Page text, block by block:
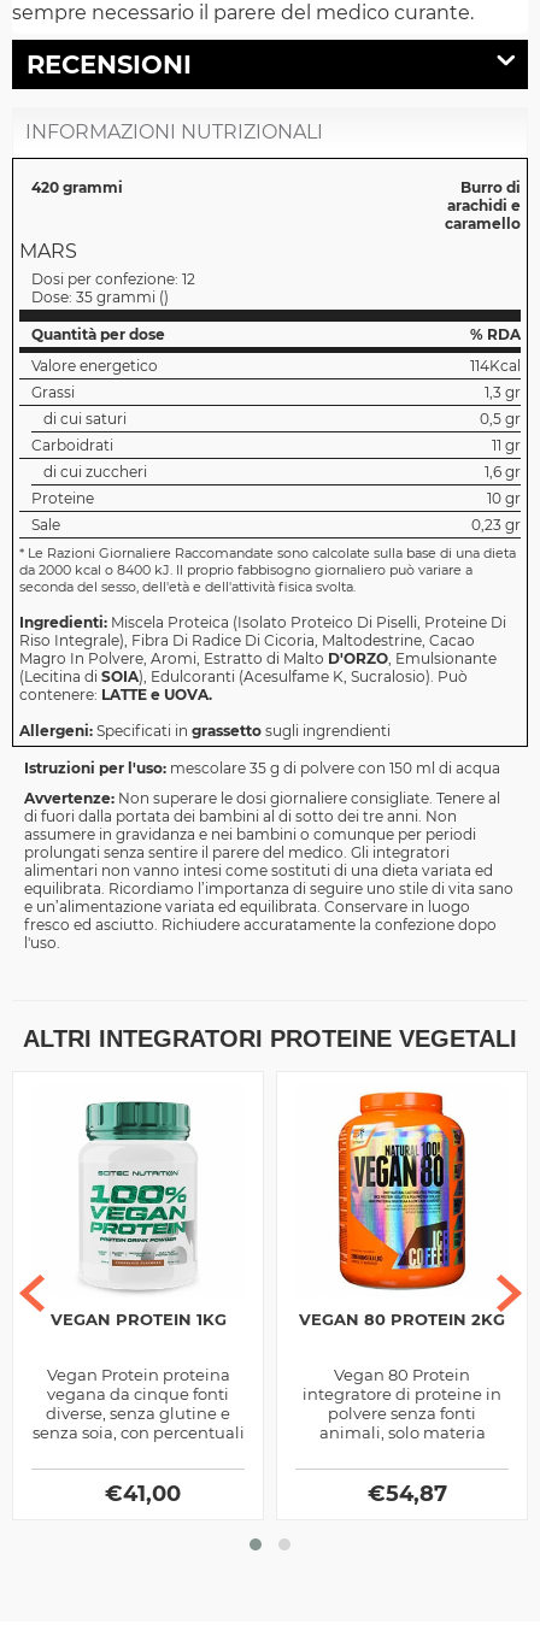
sempre necessario il parere del medico curante.
RECENSIONI
INFORMAZIONI NUTRIZIONALI
420 grammi
Burro di
arachidi e
caramello
MARS
Dosi per confezione: 12
Dose: 35 grammi ()
Quantità per dose
% RDA
Valore energetico
114Kcal
Grassi
1,3 gr
di cui saturi
0,5 gr
Carboidrati
11 gr
di cui zuccheri
1,6 gr
Proteine
10 gr
Sale
0,23 gr
* Le Razioni Giornaliere Raccomandate sono calcolate sulla base di una dieta
da 2000 kcal o 8400 kJ. Il proprio fabbisogno giornaliero può variare a
seconda del sesso, dell'età e dell'attività fisica svolta.
Ingredienti: Miscela Proteica (Isolato Proteico Di Piselli, Proteine ​​Di
Riso Integrale), Fibra Di Radice Di Cicoria, Maltodestrine, Cacao
Magro In Polvere, Aromi, Estratto di Malto D'ORZO, Emulsionante
(Lecitina di SOIA), Edulcoranti (Acesulfame K, Sucralosio). Può
contenere: LATTE e UOVA.
Allergeni: Specificati in grassetto sugli ingrendienti
Istruzioni per l'uso: mescolare 35 g di polvere con 150 ml di acqua
Avvertenze: Non superare le dosi giornaliere consigliate. Tenere al
di fuori dalla portata dei bambini al di sotto dei tre anni. Non
assumere in gravidanza e nei bambini o comunque per periodi
prolungati senza sentire il parere del medico. Gli integratori
alimentari non vanno intesi come sostituti di una dieta variata ed
equilibrata. Ricordiamo l’importanza di seguire uno stile di vita sano
e un’alimentazione variata ed equilibrata. Conservare in luogo
fresco ed asciutto. Richiudere accuratamente la confezione dopo
l'uso.
ALTRI INTEGRATORI PROTEINE VEGETALI
VEGAN PROTEIN 1KG
Vegan Protein proteina
vegana da cinque fonti
diverse, senza glutine e
senza soia, con percentuali
praticamente a zero
€41,00
VEGAN 80 PROTEIN 2KG
Vegan 80 Protein
integratore di proteine in
polvere senza fonti
animali, solo materia
arricchita di bcaa
ramificati, 5g per...
€54,87